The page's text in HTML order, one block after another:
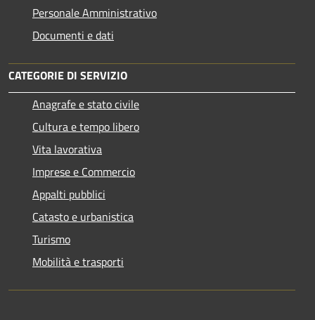
Personale Amministrativo
Documenti e dati
CATEGORIE DI SERVIZIO
Anagrafe e stato civile
Cultura e tempo libero
Vita lavorativa
Imprese e Commercio
Appalti pubblici
Catasto e urbanistica
Turismo
Mobilità e trasporti